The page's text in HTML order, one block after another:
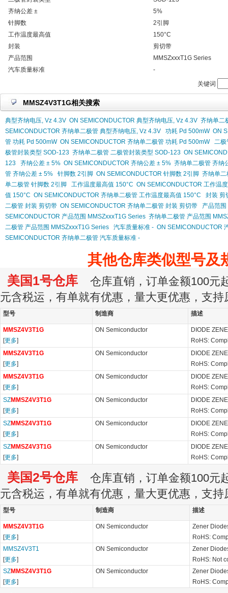
齐纳公差 ±
5%
针脚数
2引脚
工作温度最高值
150°C
封装
剪切带
产品范围
MMSZxxxT1G Series
汽车质量标准
-
关键词
MMSZ4V3T1G相关搜索
典型齐纳电压, Vz 4.3V ON SEMICONDUCTOR 典型齐纳电压, Vz 4.3V 齐纳单二
SEMICONDUCTOR 齐纳单二极管 典型齐纳电压, Vz 4.3V
功耗 Pd 500mW ON
管 功耗 Pd 500mW ON SEMICONDUCTOR 齐纳单二极管 功耗 Pd 500mW
二极
极管封装类型 SOD-123 齐纳单二极管 二极管封装类型 SOD-123 ON
123
齐纳公差 ± 5% ON SEMICONDUCTOR 齐纳公差 ± 5% 齐纳单二极管 齐纳
管 齐纳公差 ± 5%
针脚数 2引脚 ON SEMICONDUCTOR 针脚数 2引脚 齐纳单二
单二极管 针脚数 2引脚
工作温度最高值 150°C ON SEMICONDUCTOR 工作温
值 150°C ON SEMICONDUCTOR 齐纳单二极管 工作温度最高值 150°C
封装 剪
二极管 封装 剪切带 ON SEMICONDUCTOR 齐纳单二极管 封装 剪切带
产品范
SEMICONDUCTOR 产品范围 MMSZxxxT1G Series 齐纳单二极管 产品范围
二极管 产品范围 MMSZxxxT1G Series
汽车质量标准 - ON SEMICONDUCTOR
SEMICONDUCTOR 齐纳单二极管 汽车质量标准 -
其他仓库类似型号及
美国1号仓库 仓库直销，订单金额100元
元含税运，有单就有优惠，量大更优惠，支持
型号 制造商 描述
MMSZ4V3T1G
[更多]
ON Semiconductor
DIODE
RoHS:
MMSZ4V3T1G
[更多]
ON Semiconductor
DIODE
RoHS:
MMSZ4V3T1G
[更多]
ON Semiconductor
DIODE
RoHS:
SZMMSZ4V3T1G
[更多]
ON Semiconductor
DIODE
RoHS:
SZMMSZ4V3T1G
[更多]
ON Semiconductor
DIODE
RoHS:
SZMMSZ4V3T1G
[更多]
ON Semiconductor
DIODE
RoHS:
美国2号仓库 仓库直销，订单金额100元
元含税运，有单就有优惠，量大更优惠，支持
型号 制造商 描述
MMSZ4V3T1G
[更多]
ON Semiconductor
Zener
RoHS:
MMSZ4V3T1
[更多]
ON Semiconductor
Zener
RoHS: Not
SZMMSZ4V3T1G
[更多]
ON Semiconductor
Zener
RoHS: